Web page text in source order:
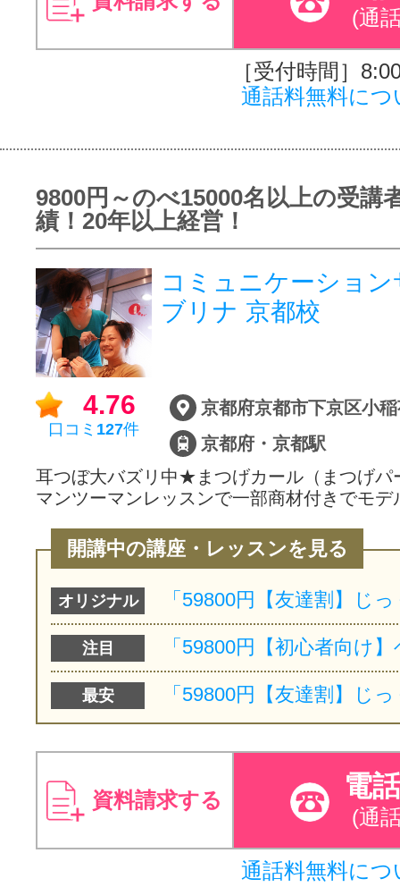
(通
［受付時間］
通話料無料につ
9800円～のべ15000名以上の受講
績！20年以上経営！
コミュニケーショ
ブリナ 京都校
4.76
口コミ 127件
京都府京都市下京区小
京都府・京都駅
耳つぼ大バズリ中★まつげカール（まつげパ
マンツーマンレッスンで一部商材付きでモ
開講中の講座・レッスンを見る
オリジナル
注目
最安
資料請求する 電
(通
通話料無料につ